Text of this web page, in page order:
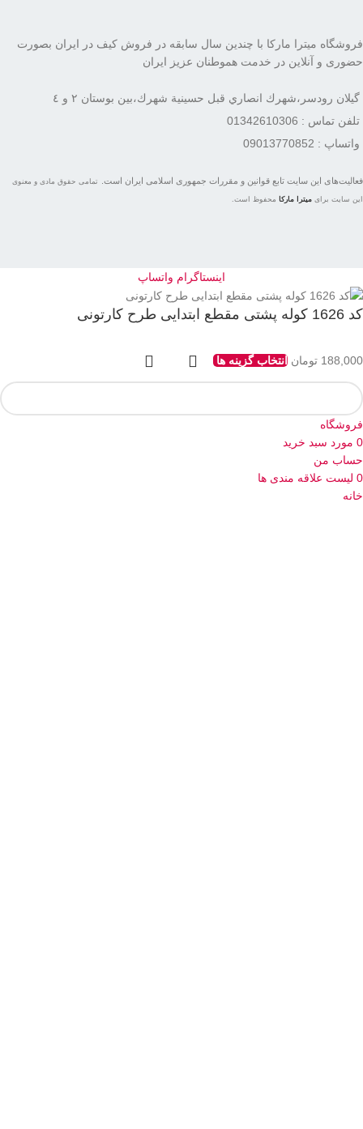
فروشگاه میترا مارکا با چندین سال سابقه در فروش کیف در ایران بصورت
حضوری و آنلاین در خدمت هموطنان عزیز ایران
گيلان رودسر،شهرك انصاري قبل حسينية شهرك،بين بوستان ٢ و ٤
تلفن تماس : 01342610306
واتساپ : 09013770852
فعاليت‌های اين سايت تابع قوانين و مقررات جمهوری اسلامی ايران است. تمامی حقوق مادی و معنوی
این سایت برای میترا مارکا محفوظ است.
اینستاگرام واتساپ
کد 1626 کوله پشتی مقطع ابتدایی طرح کارتونی
188,000 تومان انتخاب گزینه ها
فروشگاه
0 مورد سبد خرید
حساب من
0 لیست علاقه مندی ها
خانه